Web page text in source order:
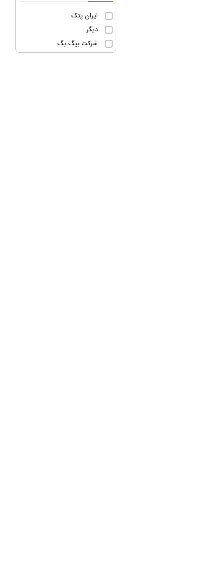
ایران پتک
دیگر
شرکت بیگ بگ